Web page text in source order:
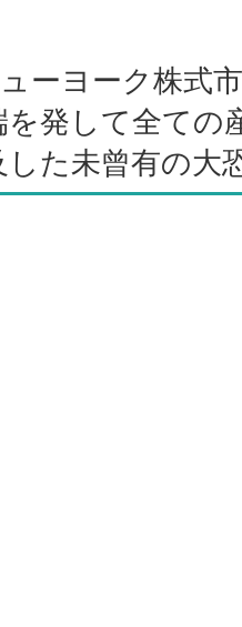
ーヨーク株式
を発して全ての
た未曾有の大